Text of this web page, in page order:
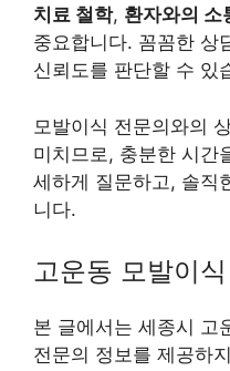
치료 철학, 환자와의 소
중요합니다. 꼼꼼한 상
신뢰도를 판단할 수 있
모발이식 전문의와의
미치므로, 충분한 시간
세하게 질문하고, 솔직
니다.
고운동 모발이
본 글에서는 세종시 고
전문의 정보를 제공하